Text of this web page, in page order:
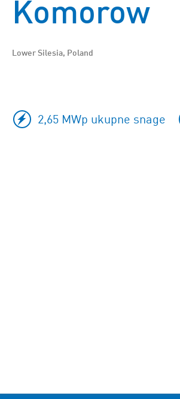
Komorow
Lower Silesia, Poland
2,65 MWp ukupne snage